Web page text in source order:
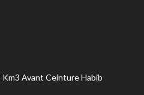
Km3 Avant Ceinture Habib